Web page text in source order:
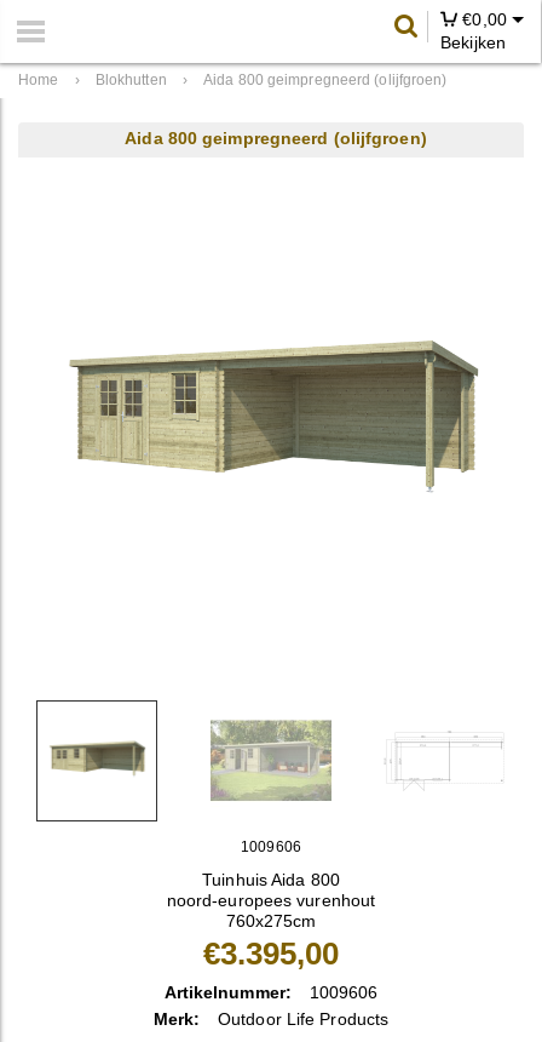
€0,00
Bekijken
Home › Blokhutten › Aida 800 geimpregneerd (olijfgroen)
Aida 800 geimpregneerd (olijfgroen)
1009606
Tuinhuis Aida 800
noord-europees vurenhout
760x275cm
€3.395,00
Artikelnummer:
1009606
Merk:
Outdoor Life Products